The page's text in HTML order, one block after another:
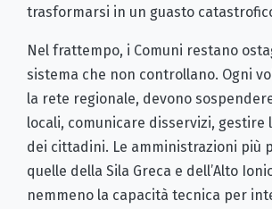
trasformarsi in un guasto
Nel frattempo, i Comuni restano
sistema che non controllano. Ogni
la rete regionale, devono
locali, comunicare disservizi, gestire
dei cittadini. Le amministrazioni più
quelle della Sila Greca e dell’Alto
nemmeno la capacità tecnica per